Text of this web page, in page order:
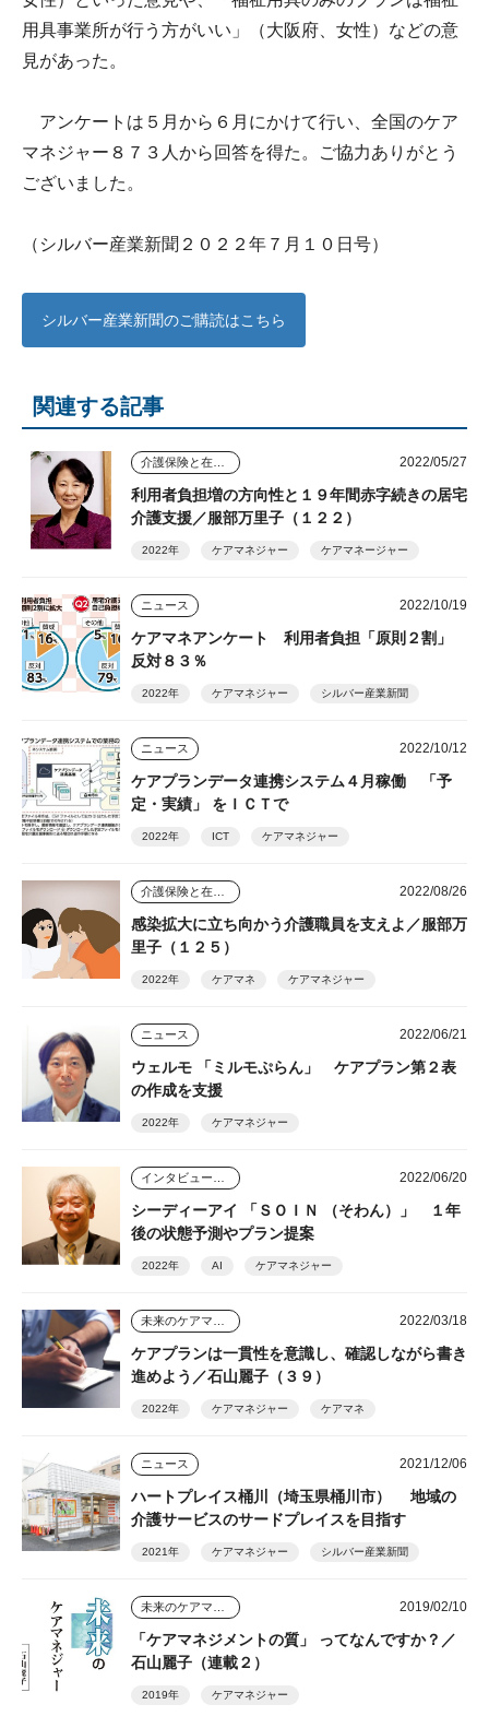
用具事業所が行う方がいい」（大阪府、女性）などの意
見があった。
アンケートは５月から６月にかけて行い、全国のケア
マネジャー８７３人から回答を得た。ご協力ありがとう
ございました。
（シルバー産業新聞２０２２年７月１０日号）
シルバー産業新聞のご購読はこちら
関連する記事
2022/05/27
利用者負担増の方向性と１９年間赤字続きの居宅
介護支援／服部万里子（１２２）
2022年 ケアマネジャー ケアマネージャー
ニュース 2022/10/19
ケアマネアンケート 利用者負担「原則２割」
反対８３％
2022年 ケアマネジャー シルバー産業新聞
ニュース 2022/10/12
ケアプランデータ連携システム４月稼働 「予
定・実績」 をＩＣＴで
2022年 ICT ケアマネジャー
2022/08/26
感染拡大に立ち向かう介護職員を支えよ／服部万
里子（１２５）
2022年 ケアマネ ケアマネジャー
ニュース 2022/06/21
ウェルモ 「ミルモぷらん」 ケアプラン第２表
の作成を支援
2022年 ケアマネジャー
2022/06/20
シーディーアイ 「ＳＯＩＮ （そわん）」 １年
後の状態予測やプラン提案
2022年 AI ケアマネジャー
2022/03/18
ケアプランは一貫性を意識し、確認しながら書き
進めよう／石山麗子（３９）
2022年 ケアマネジャー ケアマネ
ニュース 2021/12/06
ハートプレイス桶川（埼玉県桶川市） 地域の
介護サービスのサードプレイスを目指す
2021年 ケアマネジャー シルバー産業新聞
2019/02/10
「ケアマネジメントの質」 ってなんですか？／
石山麗子（連載２）
2019年 ケアマネジャー